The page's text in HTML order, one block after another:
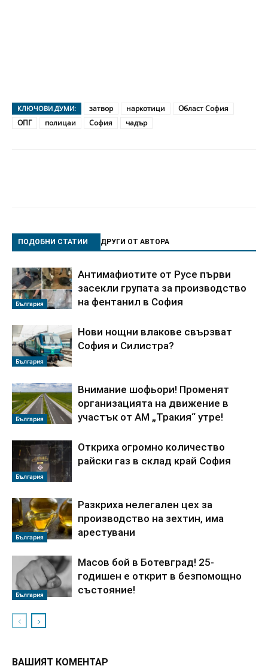
КЛЮЧОВИ ДУМИ: затвор наркотици
Област София
ОПГ
полицаи София чадър
ПОДОБНИ СТАТИИ ДРУГИ ОТ АВТОРА
България
Антимафиотите от Русе първи
засекли групата за производство
на фентанил в София
България
Нови нощни влакове свързват
София и Силистра?
България
Внимание шофьори! Променят
организацията на движение в
участък от АМ „Тракия“ утре!
България
Откриха огромно количество
райски газ в склад край София
България
Разкриха нелегален цех за
производство на зехтин, има
арестувани
България
Масов бой в Ботевград! 25-
годишен е открит в безпомощно
състояние!
ВАШИЯТ КОМЕНТАР